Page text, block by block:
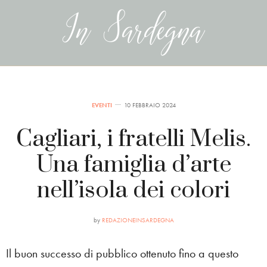
EVENTI 10 FEBBRAIO 2024
Cagliari, i fratelli Melis.
Una famiglia d’arte
nell’isola dei colori
by REDAZIONEINSARDEGNA
Il buon successo di pubblico ottenuto fino a questo